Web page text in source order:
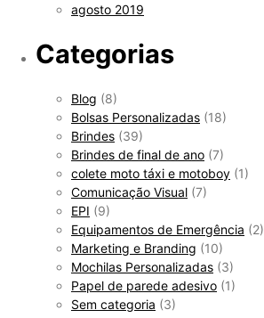
agosto 2019
Categorias
Blog (8)
Bolsas Personalizadas (18)
Brindes (39)
Brindes de final de ano (7)
colete moto táxi e motoboy (1)
Comunicação Visual (7)
EPI (9)
Equipamentos de Emergência (2)
Marketing e Branding (10)
Mochilas Personalizadas (3)
Papel de parede adesivo (1)
Sem categoria (3)